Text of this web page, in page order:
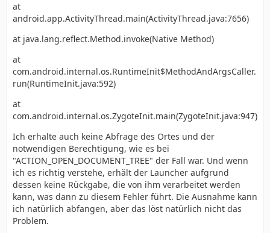
at
android.app.ActivityThread.main(ActivityThread.java:7656)
at java.lang.reflect.Method.invoke(Native Method)
at
com.android.internal.os.RuntimeInit$MethodAndArgsCaller.
run(RuntimeInit.java:592)
at
com.android.internal.os.ZygoteInit.main(ZygoteInit.java:947)
Ich erhalte auch keine Abfrage des Ortes und der
notwendigen Berechtigung, wie es bei
"ACTION_OPEN_DOCUMENT_TREE" der Fall war. Und wenn
ich es richtig verstehe, erhält der Launcher aufgrund
dessen keine Rückgabe, die von ihm verarbeitet werden
kann, was dann zu diesem Fehler führt. Die Ausnahme kann
ich natürlich abfangen, aber das löst natürlich nicht das
Problem.